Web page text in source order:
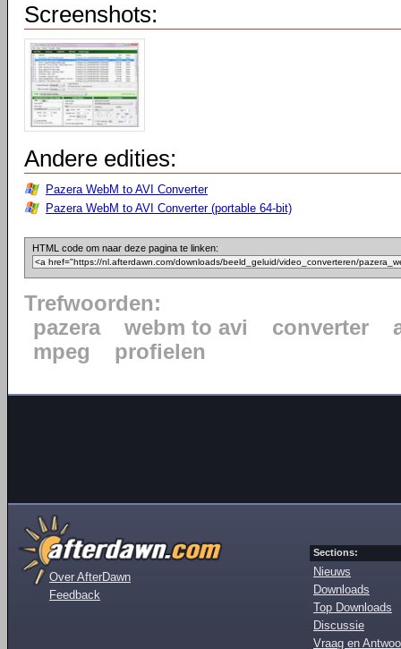
Screenshots:
Andere edities:
Pazera WebM to AVI Converter
Pazera WebM to AVI Converter (portable 64-bit)
HTML code om naar deze pagina te linken:
Trefwoorden:
pazera
webm to avi converter
mpeg
profielen
Over AfterDawn
Feedback
Sections:
Nieuws
Downloads
Top Downloads
Discussie
Vraag en